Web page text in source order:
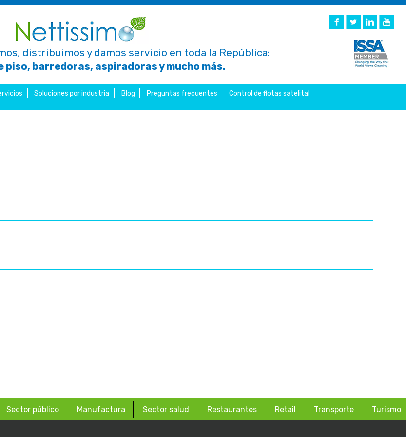
distribuimos y damos servicio en toda la República:
piso, barredoras, aspiradoras y mucho más.
Soluciones por industria Blog Preguntas frecuentes
Control de flotas satelital
Sector público Manufactura Sector salud Restaurantes Retail Transporte Turismo